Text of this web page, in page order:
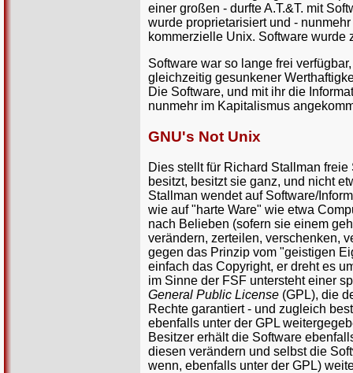
einer großen - durfte A.T.&T. mit
wurde proprietarisiert und -
kommerzielle Unix. Software wurde
Software war so lange frei
gleichzeitig gesunkener
Die Software, und mit ihr die
nunmehr im Kapitalismus
GNU's Not Unix
Dies stellt für Richard Stallman
besitzt, besitzt sie ganz, und nicht
Stallman wendet auf Software/
wie auf "harte Ware" wie etwa
nach Belieben (sofern sie einem
verändern, zerteilen, verschenken,
gegen das Prinzip vom "geistigen
einfach das Copyright, er dreht es
im Sinne der FSF untersteht einer
General Public License (GPL), die
Rechte garantiert - und zugleich
ebenfalls unter der GPL
Besitzer erhält die Software
diesen verändern und selbst die
wenn, ebenfalls unter der GPL)